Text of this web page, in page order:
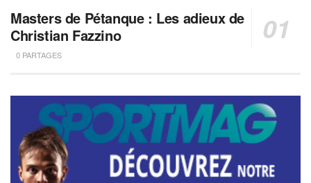
Masters de Pétanque : Les adieux de
Christian Fazzino
0 PARTAGES